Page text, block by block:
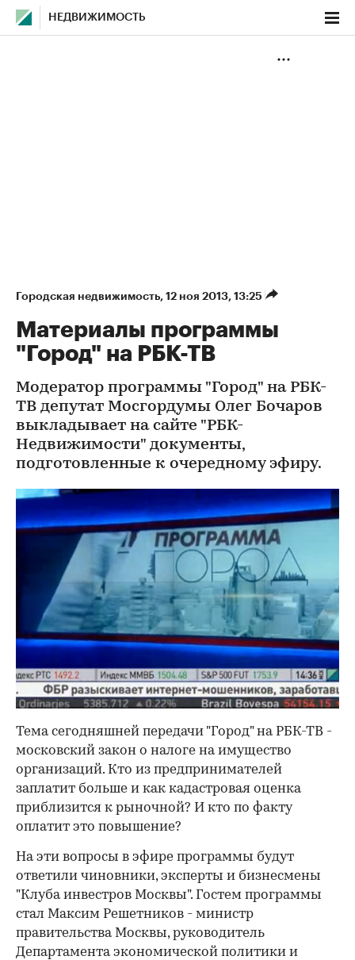
НЕДВИЖИМОСТЬ
Городская недвижимость⁠, 12 ноя 2013, 13:25
Материалы программы
"Город" на РБК-ТВ
Модератор программы "Город" на РБК-
ТВ депутат Мосгордумы Олег Бочаров
выкладывает на сайте "РБК-
Недвижимости" документы,
подготовленные к очередному эфиру.
Тема сегодняшней передачи "Город" на РБК-ТВ -
московский закон о налоге на имущество
организаций. Кто из предпринимателей
заплатит больше и как кадастровая оценка
приблизится к рыночной? И кто по факту
оплатит это повышение?
На эти вопросы в эфире программы будут
ответили чиновники, эксперты и бизнесмены
"Клуба инвестров Москвы". Гостем программы
стал Максим Решетников - министр
правительства Москвы, руководитель
Департамента экономической политики и